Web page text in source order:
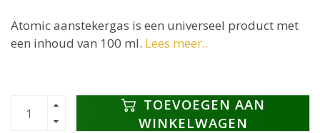
Atomic aanstekergas is een universeel product met
een inhoud van 100 ml. Lees meer..
TOEVOEGEN AAN
WINKELWAGEN